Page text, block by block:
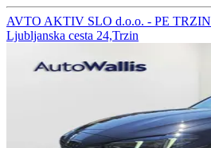
AVTO AKTIV SLO d.o.o. - PE TRZIN
Ljubljanska cesta 24,Trzin